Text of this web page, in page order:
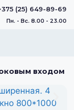
(25) 649-89-69
Пн. - Вс. 8.00 - 23.00
входом